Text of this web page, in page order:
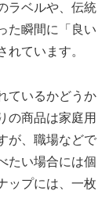
ラベルや、伝統
た瞬間に「良い
れています。
ているかどうか
の商品は家庭用
が、職場などで
たい場合には個
ップには、一枚